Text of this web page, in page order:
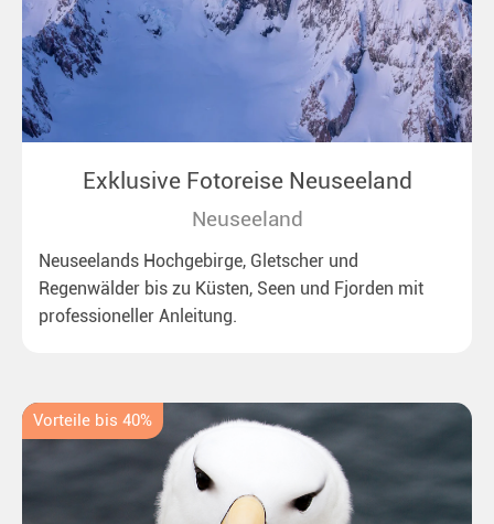
Exklusive Fotoreise Neuseeland
Neuseeland
Neuseelands Hochgebirge, Gletscher und
Regenwälder bis zu Küsten, Seen und Fjorden mit
professioneller Anleitung.
Vorteile bis 40%